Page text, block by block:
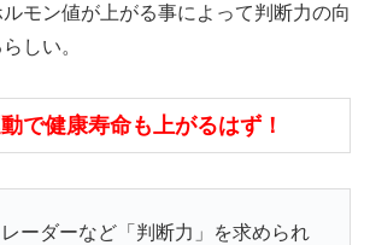
モン値が上がる事によって判断力の向
しい。
で健康寿命も上がるはず！
ーダーなど「判断力」を求められ